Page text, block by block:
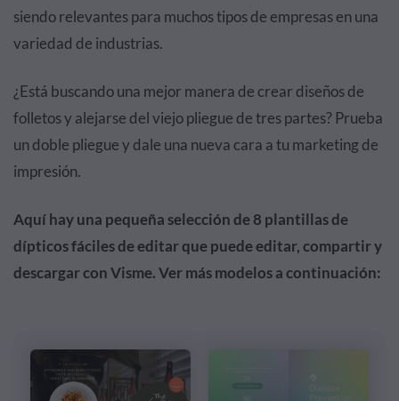
siendo relevantes para muchos tipos de empresas en una
variedad de industrias.
¿Está buscando una mejor manera de crear diseños de
folletos y alejarse del viejo pliegue de tres partes? Prueba
un doble pliegue y dale una nueva cara a tu marketing de
impresión.
Aquí hay una pequeña selección de 8 plantillas de
dípticos fáciles de editar que puede editar, compartir y
descargar con Visme. Ver más modelos a continuación: